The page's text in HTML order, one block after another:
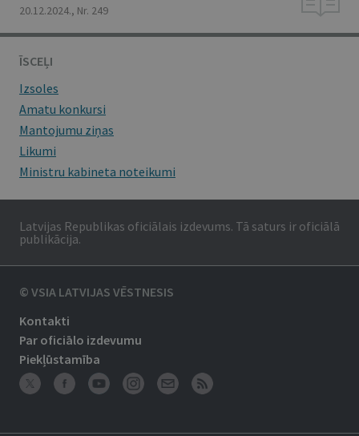
20.12.2024., Nr. 249
ĪSCEĻI
Izsoles
Amatu konkursi
Mantojumu ziņas
Likumi
Ministru kabineta noteikumi
Latvijas Republikas oficiālais izdevums. Tā saturs ir oficiālā
publikācija.
© VSIA LATVIJAS VĒSTNESIS
Kontakti
Par oficiālo izdevumu
Piekļūstamība